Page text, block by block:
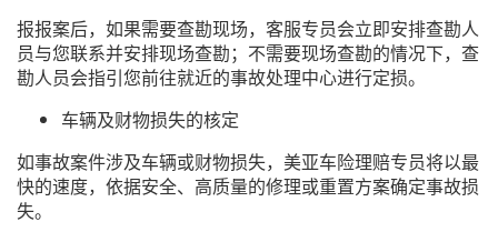
报报案后，如果需要查勘现场，客服专员会立即安排查勘人
员与您联系并安排现场查勘；不需要现场查勘的情况下，查
勘人员会指引您前往就近的事故处理中心进行定损。
车辆及财物损失的核定
如事故案件涉及车辆或财物损失，美亚车险理赔专员将以最
快的速度，依据安全、高质量的修理或重置方案确定事故损
失。